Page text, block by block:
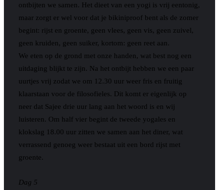
ontbijten we samen. Het dieet van een yogi is vrij eentonig,
maar zorgt er wel voor dat je bikiniproof bent als de zomer
begint: rijst en groente, geen vlees, geen vis, geen zuivel,
geen kruiden, geen suiker, kortom: geen reet aan.
We eten op de grond met onze handen, wat best nog een
uitdaging blijkt te zijn. Na het ontbijt hebben we een paar
uurtjes vrij zodat we om 12.30 uur weer fris en fruitig
klaarstaan voor de filosofieles. Dit komt er eigenlijk op
neer dat Sajee drie uur lang aan het woord is en wij
luisteren. Om half vier begint de tweede yogales en
klokslag 18.00 uur zitten we samen aan het diner, wat
verrassend genoeg weer bestaat uit een bord rijst met
groente.
Dag 5